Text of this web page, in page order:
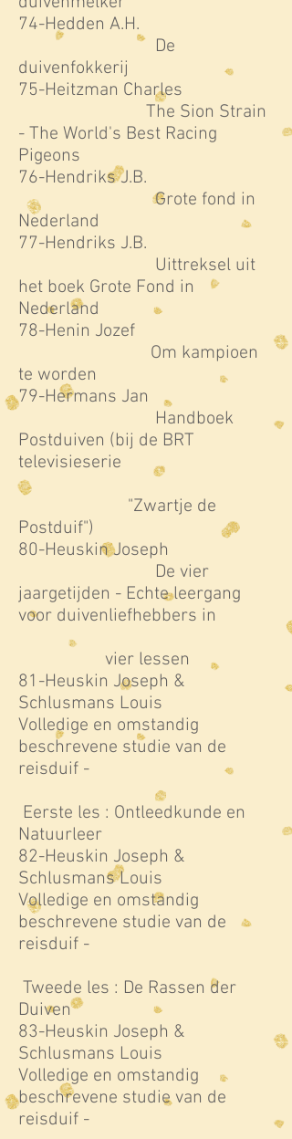
74-Hedden A.H.
De
duivenfokkerij
75-Heitzman Charles
The Sion Strain
- The World's Best Racing
Pigeons
76-Hendriks J.B.
Grote fond in
Nederland
77-Hendriks J.B.
Uittreksel uit
het boek Grote Fond in
Nederland
78-Henin Jozef
Om kampioen
te worden
79-Hermans Jan
Handboek
Postduiven (bij de BRT
televisieserie
"Zwartje de
Postduif")
80-Heuskin Joseph
De vier
jaargetijden - Echte leergang
voor duivenliefhebbers in
vier lessen
81-Heuskin Joseph &
Schlusmans Louis
Volledige en omstandig
beschrevene studie van de
reisduif -
Eerste les : Ontleedkunde en
Natuurleer
82-Heuskin Joseph &
Schlusmans Louis
Volledige en omstandig
beschrevene studie van de
reisduif -
Tweede les : De Rassen der
Duiven
83-Heuskin Joseph &
Schlusmans Louis
Volledige en omstandig
beschrevene studie van de
reisduif -